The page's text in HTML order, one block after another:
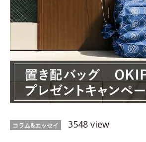
コラム&エッセイ 3548 view